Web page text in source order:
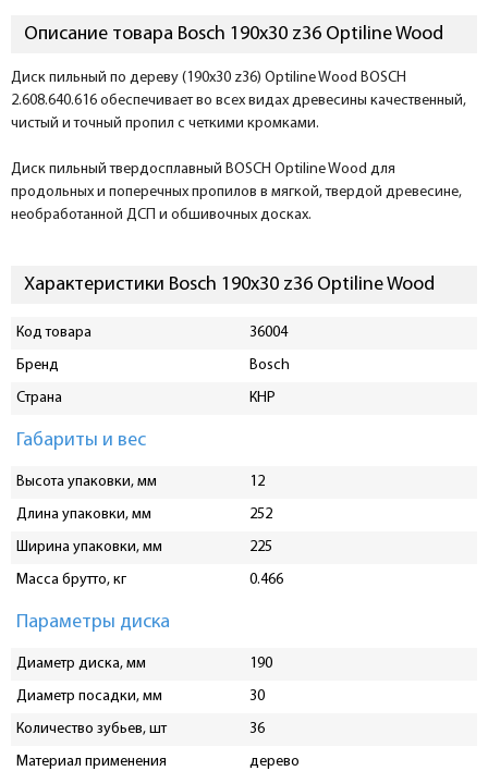
Описание товара Bosch 190х30 z36 Optiline Wood
Диск пильный по дереву (190x30 z36) Optiline Wood BOSCH
2.608.640.616 обеспечивает во всех видах древесины качественный,
чистый и точный пропил с четкими кромками.
Диск пильный твердосплавный BOSCH Optiline Wood для
продольных и поперечных пропилов в мягкой, твердой древесине,
необработанной ДСП и обшивочных досках.
Характеристики Bosch 190х30 z36 Optiline Wood
Код товара
36004
Бренд
Bosch
Страна
КНР
Габариты и вес
Высота упаковки, мм
12
Длина упаковки, мм
252
Ширина упаковки, мм
225
Масса брутто, кг
0.466
Параметры диска
Диаметр диска, мм
190
Диаметр посадки, мм
30
Количество зубьев, шт
36
Материал применения
дерево